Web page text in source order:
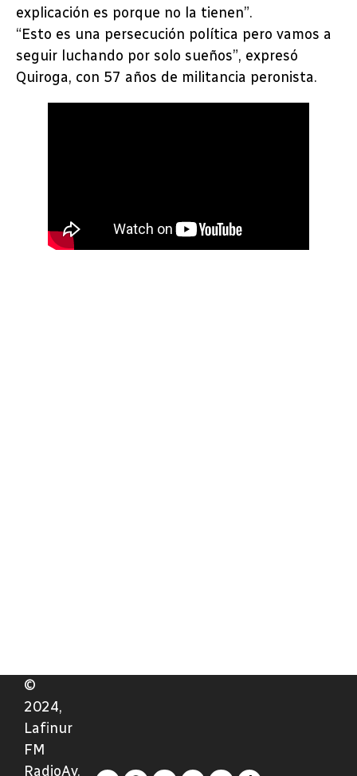
explicación es porque no la tienen”.
“Esto es una persecución política pero vamos a
seguir luchando por solo sueños”, expresó
Quiroga, con 57 años de militancia peronista.
©
2024,
Lafinur
FM
RadioAv.